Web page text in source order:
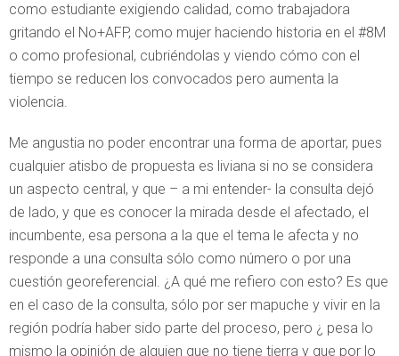
como estudiante exigiendo calidad, como trabajadora
gritando el No+AFP, como mujer haciendo historia en el #8M
o como profesional, cubriéndolas y viendo cómo con el
tiempo se reducen los convocados pero aumenta la
violencia.
Me angustia no poder encontrar una forma de aportar, pues
cualquier atisbo de propuesta es liviana si no se considera
un aspecto central, y que – a mi entender- la consulta dejó
de lado, y que es conocer la mirada desde el afectado, el
incumbente, esa persona a la que el tema le afecta y no
responde a una consulta sólo como número o por una
cuestión georeferencial. ¿A qué me refiero con esto? Es que
en el caso de la consulta, sólo por ser mapuche y vivir en la
región podría haber sido parte del proceso, pero ¿ pesa lo
mismo la opinión de alguien que no tiene tierra y que por lo